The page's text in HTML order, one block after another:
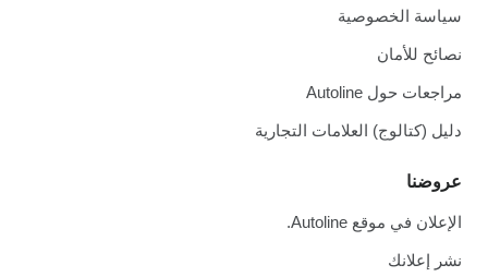
سياسة الخصوصية
نصائح للأمان
مراجعات حول Autoline
دليل (كتالوج) العلامات التجارية
عروضنا
الإعلان في موقع Autoline.
نشر إعلانك